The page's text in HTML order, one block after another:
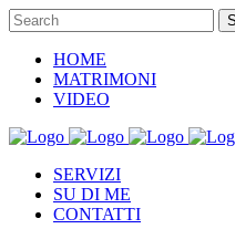
HOME
MATRIMONI
VIDEO
SERVIZI
SU DI ME
CONTATTI